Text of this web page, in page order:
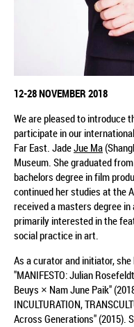
12-28NOVEMBER 2018
We are pleased to introduce
participate in our
Far East. JadeJue Ma
Museum. She graduated
bachelors degree in film
continued her studies at the
received a masters degree
primarily interested in the
social practice in art.
As a curator and initiator,
"MANIFESTO: Julian
Beuys × Nam June Paik"
INCULTURATION,
Across Generations" (2015).